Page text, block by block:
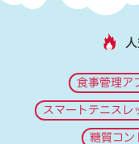
食事管理ア
スマートテニスレ
糖質コン